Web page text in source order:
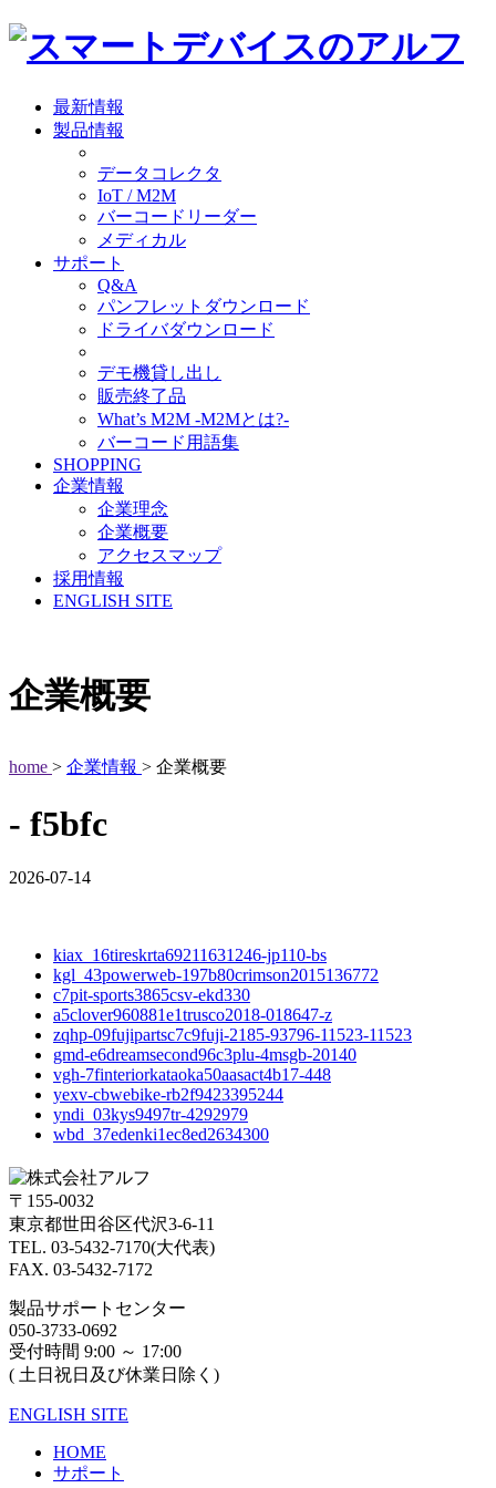
最新情報
製品情報
データコレクタ
IoT / M2M
バーコードリーダー
メディカル
サポート
Q&A
パンフレットダウンロード
ドライバダウンロード
デモ機貸し出し
販売終了品
What’s M2M -M2Mとは?-
バーコード用語集
SHOPPING
企業情報
企業理念
企業概要
アクセスマップ
採用情報
ENGLISH SITE
企業概要
home > 企業情報 > 企業概要
- f5bfc
2026-07-14
kiax_16tireskrta69211631246-jp110-bs
kgl_43powerweb-197b80crimson2015136772
c7pit-sports3865csv-ekd330
a5clover960881e1trusco2018-018647-z
zqhp-09fujipartsc7c9fuji-2185-93796-11523-11523
gmd-e6dreamsecond96c3plu-4msgb-20140
vgh-7finteriorkataoka50aasact4b17-448
yexv-cbwebike-rb2f9423395244
yndi_03kys9497tr-4292979
wbd_37edenki1ec8ed2634300
〒155-0032
東京都世田谷区代沢3-6-11
TEL. 03-5432-7170(大代表)
FAX. 03-5432-7172
製品サポートセンター
050-3733-0692
受付時間 9:00 ～ 17:00
( 土日祝日及び休業日除く)
ENGLISH SITE
HOME
サポート